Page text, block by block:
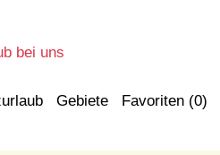
bei uns
Gebiete Favoriten (0)